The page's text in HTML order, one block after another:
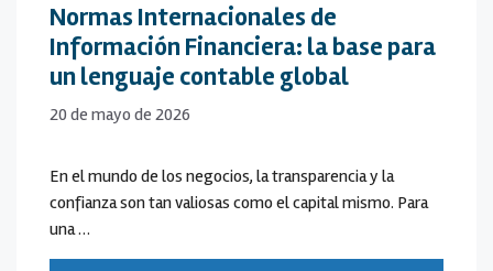
Normas Internacionales de
Información Financiera: la base para
un lenguaje contable global
20 de mayo de 2026
En el mundo de los negocios, la transparencia y la
confianza son tan valiosas como el capital mismo. Para
una …